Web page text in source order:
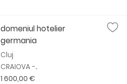
domeniul hotelier
germania
Cluj
CRAIOVA -...
1 600,00 €